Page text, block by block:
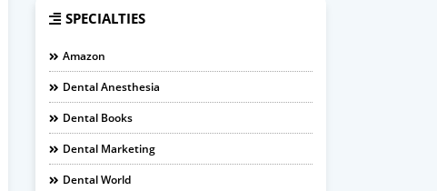
SPECIALTIES
Amazon
Dental Anesthesia
Dental Books
Dental Marketing
Dental World